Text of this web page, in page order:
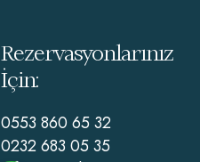
Rezervasyonlarınız
İçin:
0553 860 65 32
0232 683 05 35